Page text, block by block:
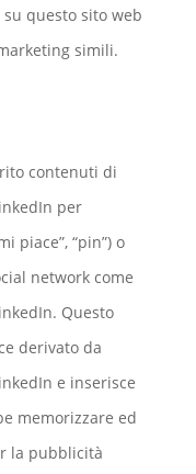
questo sito web
simili.
contenuti di
per
piace”, “pin”) o
network come
Questo
derivato da
e inserisce
memorizzare ed
la pubblicità